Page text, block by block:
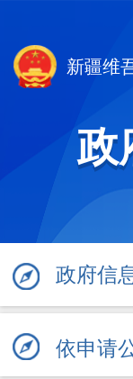
新疆维
政
政府信
依申请